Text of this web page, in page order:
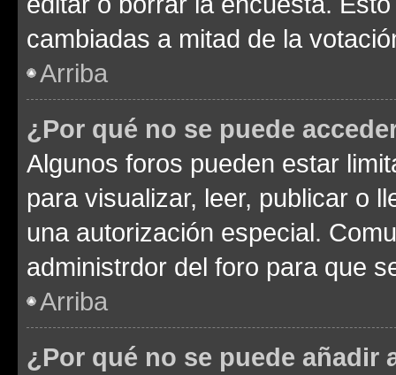
cambiadas a mitad de la
Arriba
¿Por qué no se puede
Algunos foros pueden estar
para visualizar, leer, publicar o
una autorización especial.
administrdor del foro para que
Arriba
¿Por qué no se puede añadir